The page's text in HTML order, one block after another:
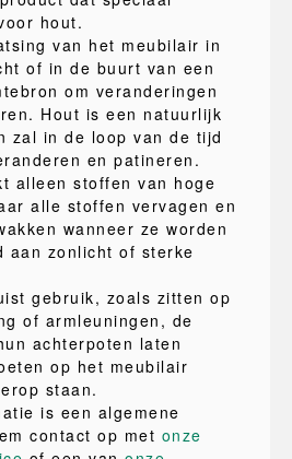
hout.
van het meubilair in
of in de buurt van een
om veranderingen
Hout is een natuurlijk
zal in de loop van de tijd
en patineren.
alleen stoffen van hoge
alle stoffen vervagen en
wanneer ze worden
aan zonlicht of sterke
gebruik, zoals zitten op
of armleuningen, de
achterpoten laten
op het meubilair
staan.
is een algemene
contact op met onze